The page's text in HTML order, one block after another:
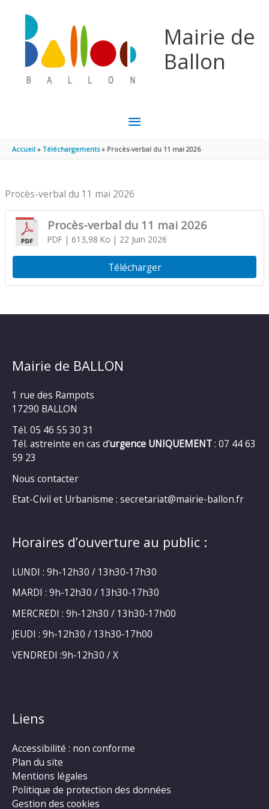
Mairie de
Ballon
MENU
PRINCIPAL
Accueil Téléchargements Procès-verbal du 11 mai 2026
Procès-verbal du 11 mai 2026
Procès-verbal du 11 mai 2026
PDF| 613,98 Ko | 22 Juin 2026
Télécharger
Mairie de BALLON
1 rue des Rampots
17290 BALLON
Tél. 05 46 55 30 31
Tél. astreinte en cas d’urgence UNIQUEMENT: 07 44 63
59 23
Nous contacter
Etat-Civil et Urbanisme : secretariat@mairie-ballon.fr
Horaires d’ouverture au public :
LUNDI : 9h-12h30 / 13h30-17h30
MARDI : 9h-12h30 / 13h30-17h30
MERCREDI : 9h-12h30 / 13h30-17h00
JEUDI : 9h-12h30 / 13h30-17h00
VENDREDI :9h-12h30 / X
Liens
Accessibilité : non conforme
Plan du site
Mentions légales
Politique de protection des données
Gestion des cookies